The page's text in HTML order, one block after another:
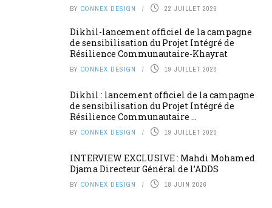
BY CONNEX DESIGN 22 JUILLET 2026
Dikhil-lancement officiel de la campagne
de sensibilisation du Projet Intégré de
Résilience Communautaire-Khayrat
BY CONNEX DESIGN 19 JUILLET 2026
Dikhil : lancement officiel de la campagne
de sensibilisation du Projet Intégré de
Résilience Communautaire ...
BY CONNEX DESIGN 19 JUILLET 2026
INTERVIEW EXCLUSIVE : Mahdi Mohamed
Djama Directeur Général de l’ADDS
BY CONNEX DESIGN 18 JUIN 2026